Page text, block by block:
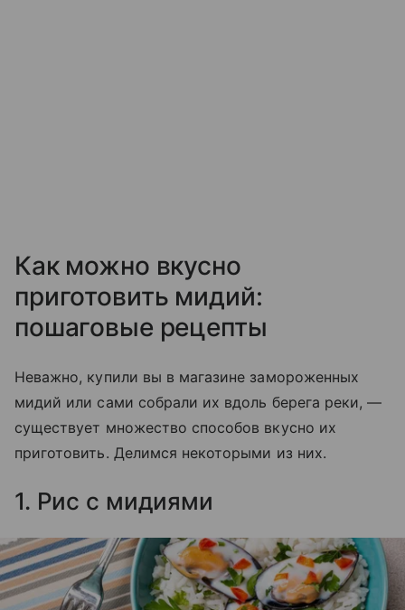
Как можно вкусно
приготовить мидий:
пошаговые рецепты
Неважно, купили вы в магазине замороженных
мидий или сами собрали их вдоль берега реки, —
существует множество способов вкусно их
приготовить. Делимся некоторыми из них.
1. Рис с мидиями